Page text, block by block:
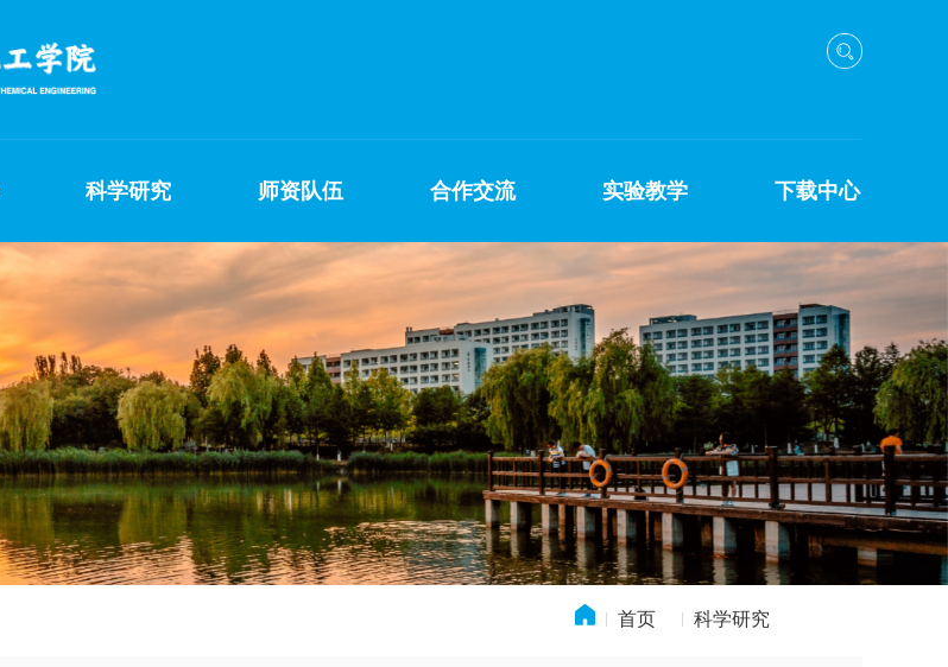
科学研究 师资队伍 合作交流 实验教学 下载中心
首页 科学研究